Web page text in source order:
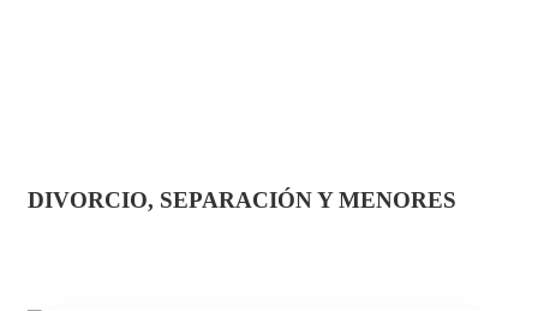
DIVORCIO, SEPARACIÓN Y MENORES